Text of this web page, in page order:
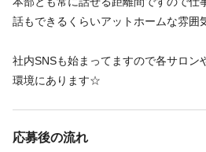
福利厚生の詳細
≪高待遇でお待ちしています♪≫
◎交通費:全額支給
◎制服貸与
話もできるくらいアットホームな雰囲
社内SNSも始まってますので各サロン
環境にあります☆
応募後の流れ